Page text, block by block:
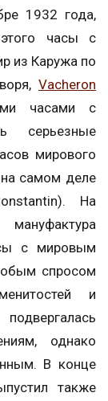
1932 года,
часы с
из Каружа по
Vacheron
часами с
серьезные
мирового
самом деле
На
с мировым
спросом
и
однако
В конце
также